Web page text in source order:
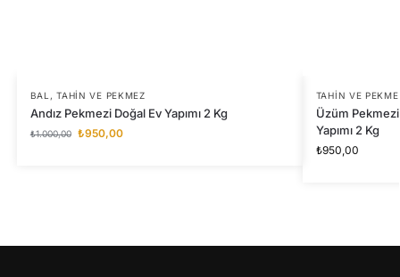
BAL ,TAHIN VE PEKMEZ
Andız Pekmezi Doğal Ev Yapımı 2 Kg
₺1.000,00 ₺950,00
TAHIN VE
Üzüm
Yapımı 2 Kg
₺950,00